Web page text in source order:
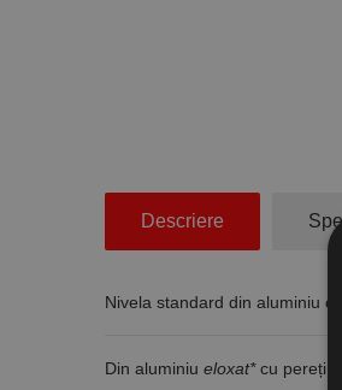
Descriere
Nivela standard din aluminiu
Din aluminiu eloxat*cu pereți